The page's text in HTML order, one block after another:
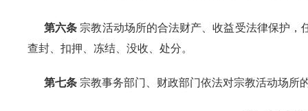
第六条 宗教活动场所的合法财产、收益受法律保护
查封、扣押、冻结、没收、处分。
第七条 宗教事务部门、财政部门依法对宗教活动场所